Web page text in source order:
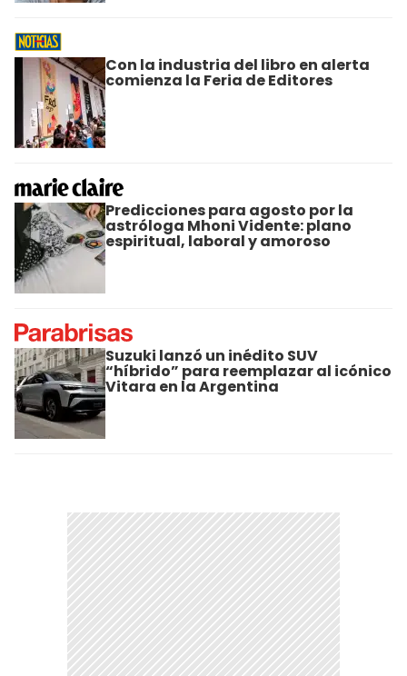
Con la industria del libro en alerta
comienza la Feria de Editores
Predicciones para agosto por la
astróloga Mhoni Vidente: plano
espiritual, laboral y amoroso
Suzuki lanzó un inédito SUV
“híbrido” para reemplazar al icónico
Vitara en la Argentina